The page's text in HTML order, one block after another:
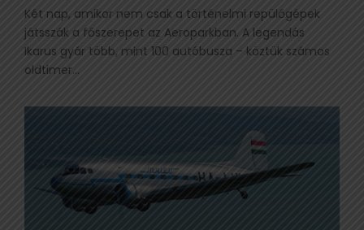
Két nap, amikor nem csak a történelmi repülőgépek
játsszák a főszerepet az Aeroparkban. A legendás
Ikarus gyár több, mint 100 autóbusza – köztük számos
oldtimer...